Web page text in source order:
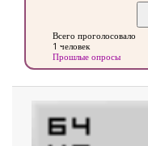
Всего проголосовало
1 человек
Прошлые опросы